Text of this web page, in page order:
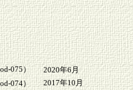
075）
2020年6月
od-074）
2017年10月